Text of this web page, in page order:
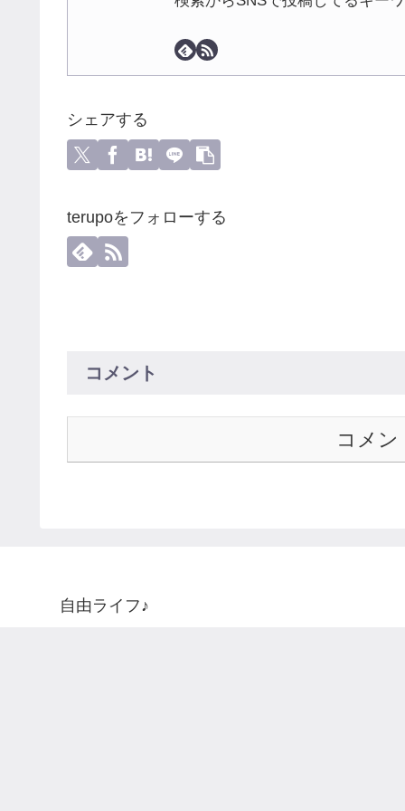
シェアする
terupoをフォローする
コメント
コメン
自由ライフ♪